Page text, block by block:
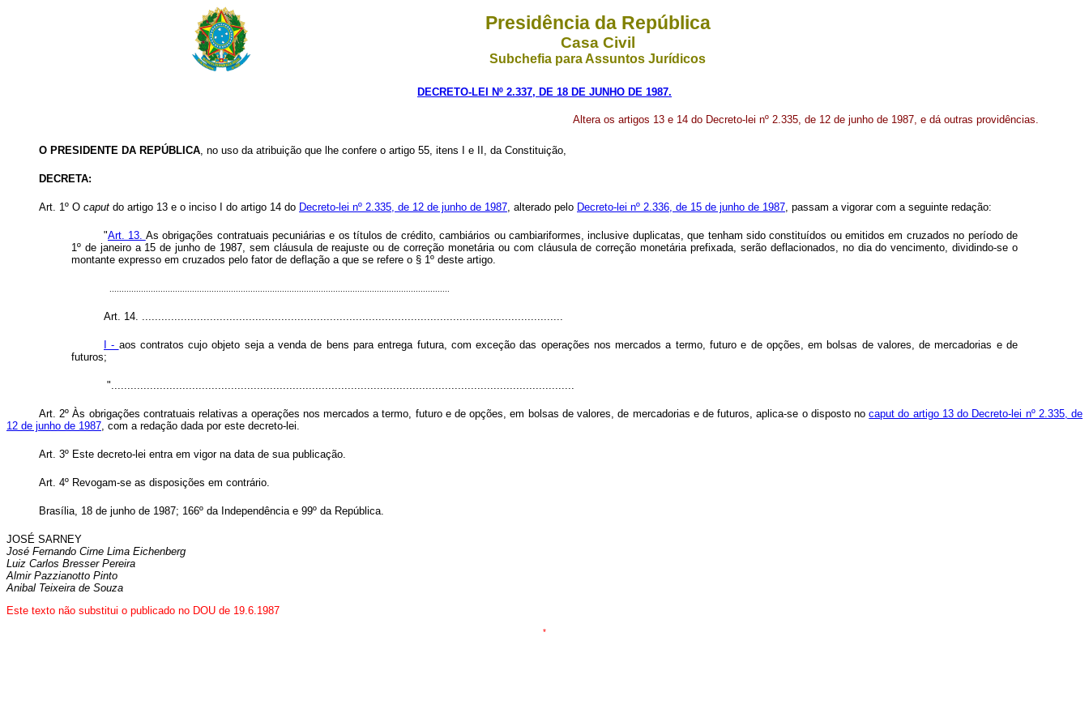
Presidência da República
Casa Civil
Subchefia para Assuntos Jurídicos
DECRETO-LEI Nº 2.337, DE 18 DE JUNHO DE 1987.
Altera os artigos 13 e 14 do Decreto-lei nº 2.335, de 12 de junho de 1987, e dá outras providências.
O PRESIDENTE DA REPÚBLICA, no uso da atribuição que lhe confere o artigo 55, itens I e II, da Constituição,
DECRETA:
Art. 1º O caput do artigo 13 e o inciso I do artigo 14 do Decreto-lei nº 2.335, de 12 de junho de 1987, alterado pelo Decreto-lei nº 2.336, de 15 de junho de 1987, passam a vigorar com a seguinte redação:
"Art. 13. As obrigações contratuais pecuniárias e os títulos de crédito, cambiários ou cambiariformes, inclusive duplicatas, que tenham sido constituídos ou emitidos em cruzados no período de
1º de janeiro a 15 de junho de 1987, sem cláusula de reajuste ou de correção monetária ou com cláusula de correção monetária prefixada, serão deflacionados, no dia do vencimento, dividindo-se o
montante expresso em cruzados pelo fator de deflação a que se refere o § 1º deste artigo.
Art. 14. ..................................................................................................................................
I - aos contratos cujo objeto seja a venda de bens para entrega futura, com exceção das operações nos mercados a termo, futuro e de opções, em bolsas de valores, de mercadorias e de
futuros;
"...............................................................................................................................................
Art. 2º Às obrigações contratuais relativas a operações nos mercados a termo, futuro e de opções, em bolsas de valores, de mercadorias e de futuros, aplica-se o disposto nocaput do artigo 13 do Decreto-lei nº 2.335, de
12 de junho de 1987, com a redação dada por este decreto-lei.
Art. 3º Este decreto-lei entra em vigor na data de sua publicação.
Art. 4º Revogam-se as disposições em contrário.
Brasília, 18 de junho de 1987; 166º da Independência e 99º da República.
JOSÉ SARNEY
José Fernando Cirne Lima Eichenberg
Luiz Carlos Bresser Pereira
Almir Pazzianotto Pinto
Anibal Teixeira de Souza
Este texto não substitui o publicado no DOU de 19.6.1987
*